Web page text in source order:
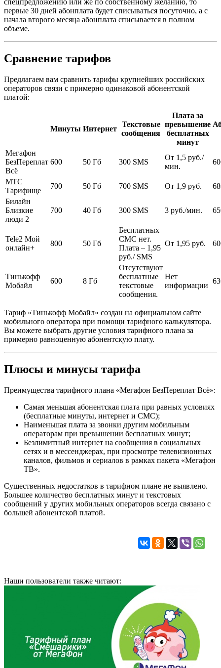
первые 30 дней абонплата будет списываться посуточно, а с
начала второго месяца абонплата списывается в полном
объеме.
Сравнение тарифов
Предлагаем вам сравнить тарифы крупнейших российских
операторов связи с примерно одинаковой абонентской
платой:
Минуты Интернет
Текстовые
сообщения
Плата за
превышение
бесплатных
минут
Мегафон
БезПереплат
Всё
600 50 Гб 300 SMS
От 1,5 руб./
мин.
МТС
Тарифище
700 50 Гб 700 SMS От 1,9 руб.
Билайн
Близкие
люди 2
700 40 Гб 300 SMS 3 руб./мин.
Tele2 Мой
онлайн+
800 50 Гб
Бесплатных
СМС нет.
Плата – 1,95
руб./ SMS
От 1,95 руб.
Тинькофф
Мобайл
600 8 Гб
Отсутствуют
бесплатные
текстовые
сообщения.
Нет
информации
Тариф «Тинькофф Мобайл» создан на официальном сайте
мобильного оператора при помощи тарифного калькулятора.
Вы можете выбрать другие условия тарифного плана за
примерно равноценную абонентскую плату.
Плюсы и минусы тарифа
Преимущества тарифного плана «Мегафон БезПереплат Всё»:
Самая меньшая абонентская плата при равных условиях
(бесплатные минуты, интернет и СМС);
Наименьшая плата за звонки другим мобильным
операторам при превышении бесплатных минут;
Безлимитный интернет на сообщения в социальных
сетях и в мессенджерах, при просмотре телевизионных
каналов, фильмов и сериалов в рамках пакета «Мегафон
ТВ».
Существенных недостатков в тарифном плане не выявлено.
Большее количество бесплатных минут и текстовых
сообщений у других мобильных операторов всегда связано с
большей абонентской платой.
Наши пользователи также читают: